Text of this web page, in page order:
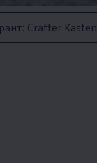
Crafter Kasten